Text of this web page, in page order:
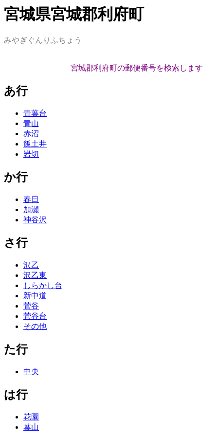
宮城県宮城郡利府町
みやぎぐんりふちょう
宮城郡利府町の郵便番号を検索します
あ行
青葉台
青山
赤沼
飯土井
岩切
か行
春日
加瀬
神谷沢
さ行
沢乙
沢乙東
しらかし台
新中道
菅谷
菅谷台
その他
た行
中央
は行
花園
葉山